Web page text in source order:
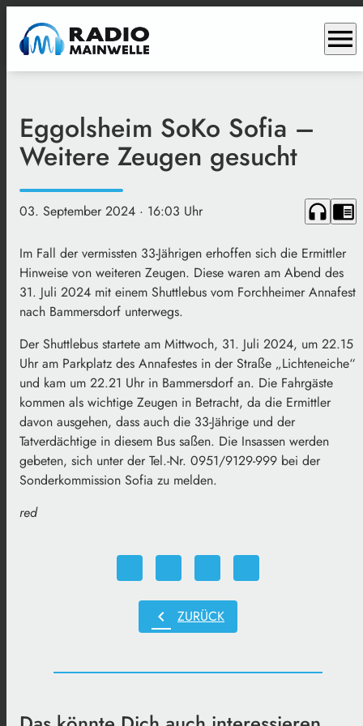
menu
Eggolsheim SoKo Sofia –
Weitere Zeugen gesucht
03. September 2024 · 16:03 Uhr headphones chrome_reader_mode
Im Fall der vermissten 33-Jährigen erhoffen sich die Ermittler
Hinweise von weiteren Zeugen. Diese waren am Abend des
31. Juli 2024 mit einem Shuttlebus vom Forchheimer Annafest
nach Bammersdorf unterwegs.
Der Shuttlebus startete am Mittwoch, 31. Juli 2024, um 22.15
Uhr am Parkplatz des Annafestes in der Straße „Lichteneiche“
und kam um 22.21 Uhr in Bammersdorf an. Die Fahrgäste
kommen als wichtige Zeugen in Betracht, da die Ermittler
davon ausgehen, dass auch die 33-Jährige und der
Tatverdächtige in diesem Bus saßen. Die Insassen werden
gebeten, sich unter der Tel.-Nr. 0951/9129-999 bei der
Sonderkommission Sofia zu melden.
red
chevron_left ZURÜCK